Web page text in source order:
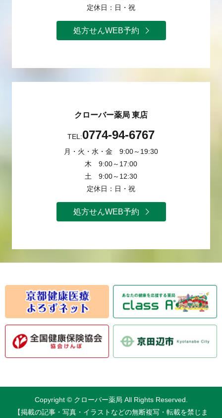
定休日：日・祝
処方せんWEB予約
クローバー薬局 東店
TEL:0774-94-6767
月・火・水・金 9:00～19:30
木 9:00～17:00
土 9:00～12:30
定休日：日・祝
処方せんWEB予約
Copyright © クローバー薬局 All Rights Reserved.
【掲載の記事・写真・イラストなどの無断複写・転載を禁じま